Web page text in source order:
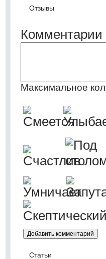
Отзывы
Комментарии
Максимальное
Статьи